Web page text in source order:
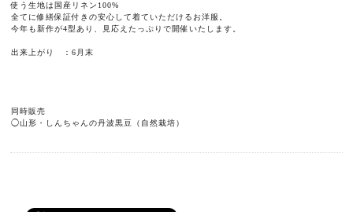
使う生地は国産リネン100%
全てに修繕保証付きの安心して着ていただけるお洋服。
今年も新作が4型あり、見応えたっぷりで開催いたします。
出来上がり ：6月末
同時販売
◯山形・しんちゃんの丹波黒豆（自然栽培）